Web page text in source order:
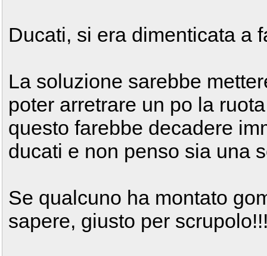
Ducati, si era dimenticata a
La soluzione sarebbe
poter arretrare un po la
questo farebbe decadere
ducati e non penso sia una
Se qualcuno ha montato
sapere, giusto per